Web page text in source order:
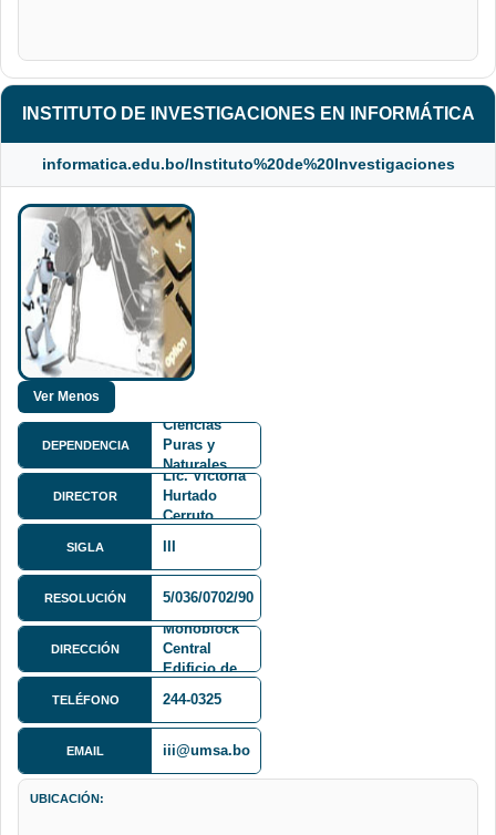
INSTITUTO DE INVESTIGACIONES EN INFORMÁTICA
informatica.edu.bo/Instituto%20de%20Investigaciones
DEPENDENCIA
Ciencias
Puras y
Naturales
FCPN
DIRECTOR
Lic. Victoria
Hurtado
Cerruto
SIGLA
RESOLUCIÓN 5/036/0702/90
DIRECCIÓN
Av. Villazón
Monoblock
Central
Edificio de
2do Piso
TELÉFONO 244-0325
EMAIL iii@umsa.bo
UBICACIÓN: